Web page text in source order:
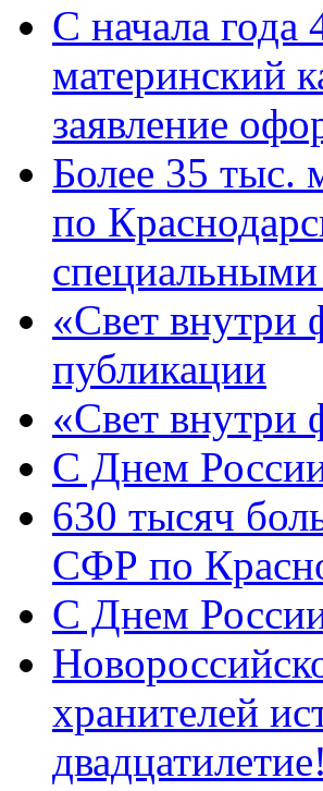
С начала года
материнский
заявление
Более 35 тыс.
по
«Свет
публикации
«Свет внутри
C Днем
630 тысяч
СФР по
C Днем
хранителей